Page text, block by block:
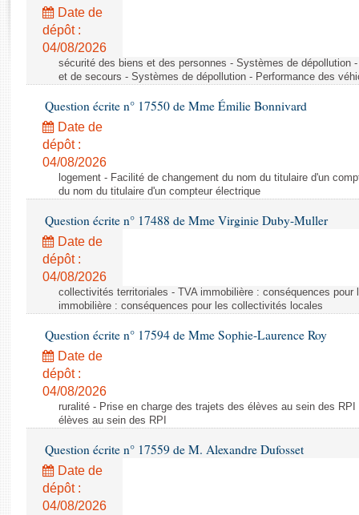
Rapports législatifs
Rapports sur l'application des lois
Baromètre de l’application des lois
Dossiers législatifs
Budget et sécurité sociale
Questions écrites et orales
Comptes rendus des débats
Date de
dépôt :
04/08/2026
sécurité des biens et des personnes - Systèmes de dépollution
et de secours - Systèmes de dépollution - Performance des
Question écrite n° 17550 de Mme Émilie Bonnivard
Date de
dépôt :
04/08/2026
logement - Facilité de changement du nom du titulaire d'un
du nom du titulaire d'un compteur électrique
Question écrite n° 17488 de Mme Virginie Duby-Muller
Date de
dépôt :
04/08/2026
collectivités territoriales - TVA immobilière : conséquences
immobilière : conséquences pour les collectivités locales
Question écrite n° 17594 de Mme Sophie-Laurence Roy
Date de
dépôt :
04/08/2026
ruralité - Prise en charge des trajets des élèves au sein des
élèves au sein des RPI
Question écrite n° 17559 de M. Alexandre Dufosset
Date de
dépôt :
04/08/2026